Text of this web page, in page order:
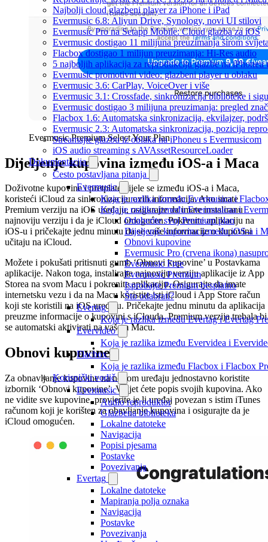
Najbolji cloud glazbeni player za iPhone i iPad
Evermusic 6.8: Aliyun Drive, Synology, novi UI stilovi
Evermusic Pro na Setapp Mobile: Cloud glazba za iOS
Evermusic dostigao 11 milijuna preuzimanja širom
Flacbox dostigao 1 milijun preuzimanja: Hi-Res audio
5 najboljih aplikacija za reprodukciju glazbe na iPhoneu
Evermusic promotivni video: glazbeni player u oblaku
Evermusic 3.6: CarPlay, VoiceOver i više
Evermusic 3.1: Crossfade, sinkronizacija biblioteke i
Evermusic dostigao 3 milijuna preuzimanja: pregled
Flacbox 1.6: Automatska sinkronizacija, ekvilajzer,
Evermusic 2.3: Automatska sinkronizacija, pozicija
Streamajte glazbu iz oblaka na iPhoneu s Evermusicom
iOS audio streaming s AVAssetResourceLoader
Dokumentacija
Često postavljana pitanja
Evermusic
Koja je razlika između Evermusica i
Koja je razlika između Evermusicaa i
Odaberite svoj Premium plan
Dijeljenje kupovina između iOS-a i
Obnovi kupovine
Evermusic Pro (crvena ikona)
Evermusic Free
Evermusic Premium
Isprobajte Premium besplatno
Što odabrati?
Evertag
Koja je razlika između Evertag i Evertag
Evervideo
Koja je razlika između Evervidea i
Flacbox
Koja je razlika između Flacbox i Flacbox
Korisnički vodič
Evermusic
Audio reproduktor
Glazbena biblioteka
Lokalne datoteke
Navigacija
Popisi pjesama
Postavke
Povezivanja
Evertag
Lokalne datoteke
Mapiranja polja oznaka
Navigacija
Postavke
Povezivanja
Evermusic Premium Select Your Plan
Dijeljenje kupovina između iOS-a i Maca
Doživotne kupovine i pretplate dijele se između iOS-a i Maca,
koristeći iCloud za sinkronizaciju ovih informacija. Ako imate
Premium verziju na iOS uređaju, osigurajte da imate instaliranu
najnoviju verziju i da je iCloud omogućen. Pokrenite aplikaciju na
iOS-u i pričekajte jednu minutu da se vaše informacije o kupovini
učitaju na iCloud.
Možete i pokušati pritisnuti gumb ‘Obnovi kupovine’ u Postavkama
aplikacije. Nakon toga, instalirajte najnoviju verziju aplikacije iz App
Storea na svom Macu i pokrenite aplikaciju. Osigurajte da imate
internetsku vezu i da na Macu koristite isti iCloud i App Store račun
koji ste koristili na iOS uređaju. Pričekajte jednu minutu da aplikacija
preuzme informacije o kupovini s iClouda. Premium verzija trebala bi
se automatski aktivirati na vašem Macu.
Obnovi kupovine
Za obnavljanje kupovine na novom uređaju jednostavno koristite
izbornik ‘Obnovi kupovine’. Vidjet ćete popis svojih kupovina. Ako
ne vidite sve kupovine, provjerite je li uređaj povezan s istim iTunes
računom koji je korišten za obavljanje kupovina i osigurajte da je
iCloud omogućen.